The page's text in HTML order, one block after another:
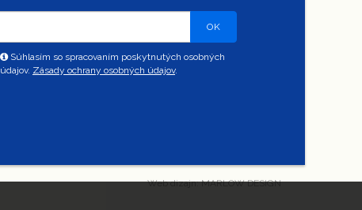
OK
Súhlasím so spracovaním poskytnutých osobných
údajov. Zásady ochrany osobných údajov.
Web dizajn: MARLOW DESIGN